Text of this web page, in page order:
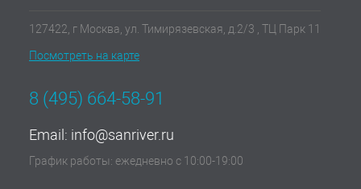
127422, г Москва, ул. Тимирязевская, д.2/3 , ТЦ Парк 11
Посмотреть на карте
8 (495) 664-58-91
Email: info@sanriver.ru
График работы: ежедневно с 10:00-19:00